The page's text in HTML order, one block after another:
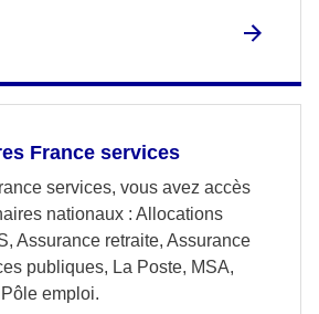
France services
services, vous avez accès
nationaux : Allocations
Assurance retraite, Assurance
publiques, La Poste, MSA,
emploi.